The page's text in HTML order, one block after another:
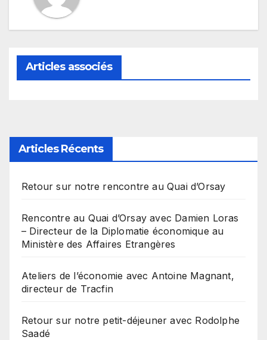
Articles associés
Articles Récents
Retour sur notre rencontre au Quai d’Orsay
Rencontre au Quai d’Orsay avec Damien Loras
– Directeur de la Diplomatie économique au
Ministère des Affaires Etrangères
Ateliers de l’économie avec Antoine Magnant,
directeur de Tracfin
Retour sur notre petit-déjeuner avec Rodolphe
Saadé